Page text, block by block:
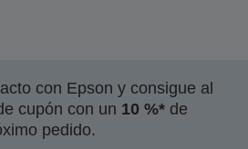
con Epson y consigue al
cupón con un 10 %* de
pedido.